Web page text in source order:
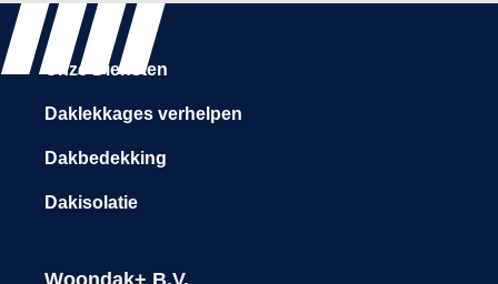
Onze Diensten
Daklekkages verhelpen
Dakbedekking
Dakisolatie
Woondak+ B.V.